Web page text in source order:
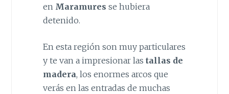
en Maramures se hubiera
detenido.
En esta región son muy particulares
y te van a impresionar las tallas de
madera, los enormes arcos que
verás en las entradas de muchas